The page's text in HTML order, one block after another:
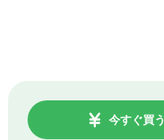
今すぐ買う